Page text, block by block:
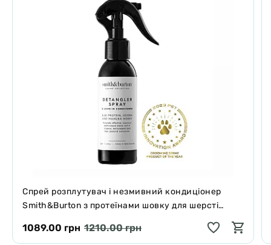
Спрей розплутувач і незмивний кондиціонер
Smith&Burton з протеїнами шовку для шерсті
1089.00 грн 1210.00 грн